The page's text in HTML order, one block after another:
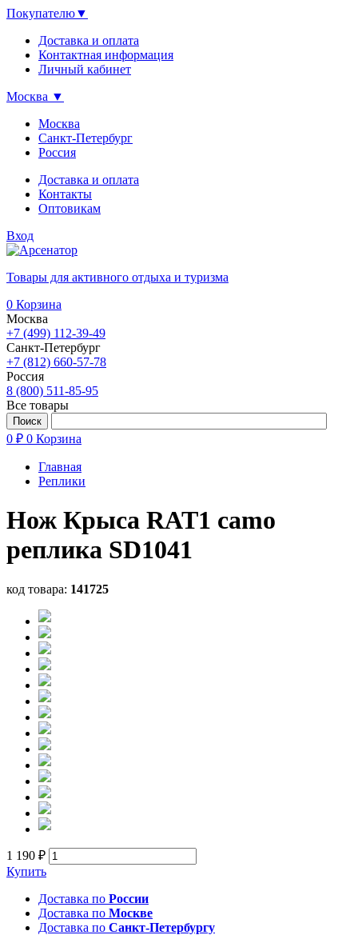
Покупателю▼
Доставка и оплата
Контактная информация
Личный кабинет
Москва ▼
Москва
Санкт-Петербург
Россия
Доставка и оплата
Контакты
Оптовикам
Вход
Товары для активного отдыха и туризма
0 Корзина
Москва
+7 (499) 112-39-49
Санкт-Петербург
+7 (812) 660-57-78
Россия
8 (800) 511-85-95
Все товары
0 ₽ 0 Корзина
Главная
Реплики
Нож Крыса RAT1 camo
реплика SD1041
код товара: 141725
1 190 ₽
Купить
Доставка по России
Доставка по Москве
Доставка по Санкт-Петербургу